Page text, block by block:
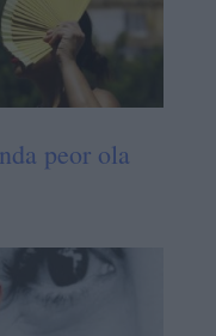
peor ola